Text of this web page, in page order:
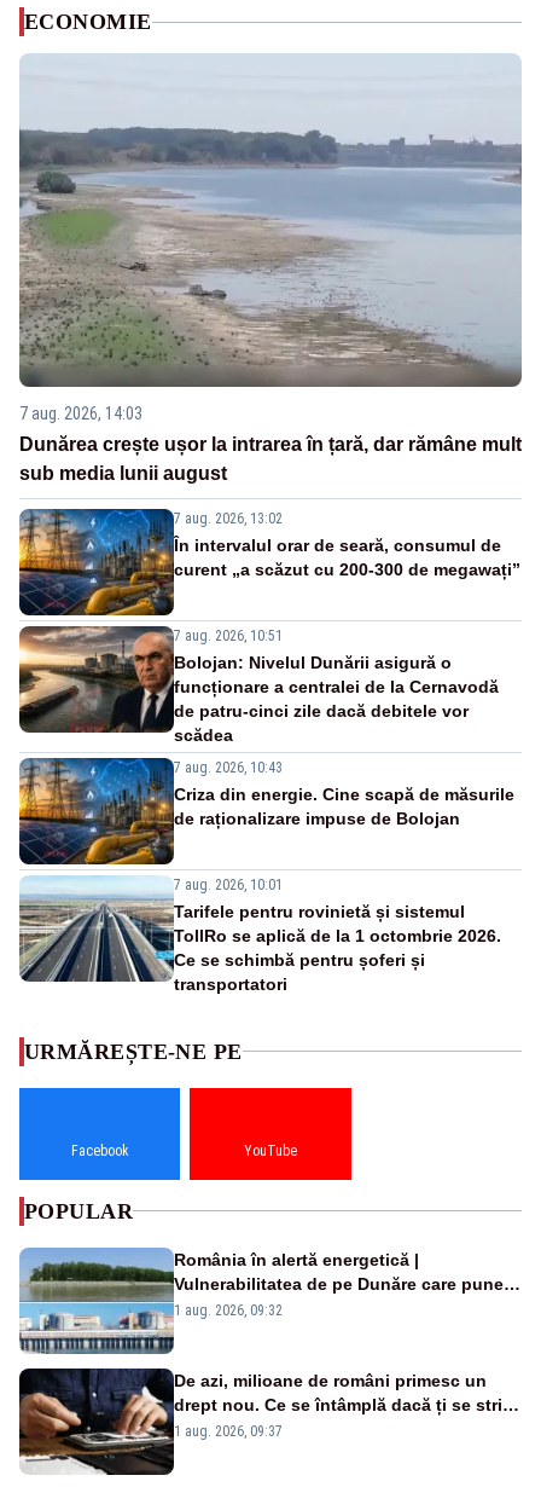
ECONOMIE
7 aug. 2026, 14:03
Dunărea crește ușor la intrarea în țară, dar rămâne mult
sub media lunii august
7 aug. 2026, 13:02
În intervalul orar de seară, consumul de
curent „a scăzut cu 200-300 de megawați”
7 aug. 2026, 10:51
Bolojan: Nivelul Dunării asigură o
funcționare a centralei de la Cernavodă
de patru-cinci zile dacă debitele vor
scădea
7 aug. 2026, 10:43
Criza din energie. Cine scapă de măsurile
de raționalizare impuse de Bolojan
7 aug. 2026, 10:01
Tarifele pentru rovinietă și sistemul
TollRo se aplică de la 1 octombrie 2026.
Ce se schimbă pentru șoferi și
transportatori
URMĂREȘTE-NE PE
Facebook YouTube
POPULAR
România în alertă energetică |
Vulnerabilitatea de pe Dunăre care pune
în pericol Centrala Cernavodă era
1 aug. 2026, 09:32
De azi, milioane de români primesc un
drept nou. Ce se întâmplă dacă ți se strică
un produs
1 aug. 2026, 09:37